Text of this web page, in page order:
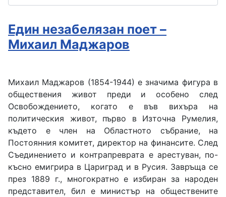
Един незабелязан поет –
Михаил Маджаров
Михаил Маджаров (1854-1944) е значима фигура в
обществения живот преди и особено след
Освобождението, когато е във вихъра на
политическия живот, първо в Източна Румелия,
където е член на Областното събрание, на
Постоянния комитет, директор на финансите. След
Съединението и контрапреврата е арестуван, по-
късно емигрира в Цариград и в Русия. Завръща се
през 1889 г., многократно е избиран за народен
представител, бил е министър на обществените